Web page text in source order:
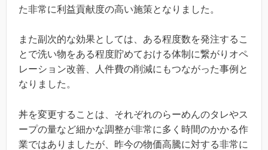
た非常に利益貢献度の高い施策となりました。
また副次的な効果としては、ある程度数を発注するこ
とで洗い物をある程度貯めておける体制に繋がりオペ
レーション改善、人件費の削減にもつながった事例と
なりました。
丼を変更することは、それぞれのらーめんのタレやス
ープの量など細かな調整が非常に多く時間のかかる作
業ではありましたが、昨今の物価高騰に対する非常に